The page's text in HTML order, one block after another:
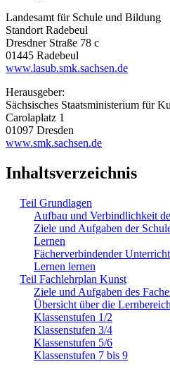
Landesamt für Schule und Bildung
Standort Radebeul
Dresdner Straße 78 c
01445 Radebeul
www.lasub.smk.sachsen.de
Herausgeber:
Sächsisches Staatsministerium für
Carolaplatz 1
01097 Dresden
www.smk.sachsen.de
Inhaltsverzeichnis
Teil Grundlagen
Aufbau und Verbindlichkeit
Ziele und Aufgaben der
Lernen
Fächerverbindender Unterricht
Lernen lernen
Teil Fachlehrplan Kunst
Ziele und Aufgaben des
Übersicht über die
Klassenstufen 1/2
Klassenstufen 3/4
Klassenstufen 5/6
Klassenstufen 7 bis 9